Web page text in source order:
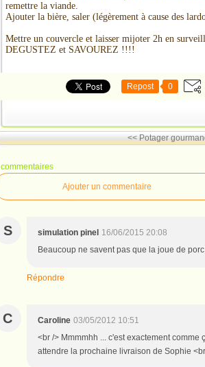
remettre la viande.
Ajouter la bière, saler (légèrement à cause des
Mettre un couvercle et laisser mijoter 2h en
DEGUSTEZ et SAVOUREZ !!!!
Repost 0
<< Potager
commentaires
Ajouter un commentaire
S simulation pinel 16/06/2015 20:08
Beaucoup ne savent pas que la joue de
Répondre
C Caroline 03/05/2012 10:51
<br /> Mmmmhh ... c'est exactement
attendre la prochaine livraison de Sophie